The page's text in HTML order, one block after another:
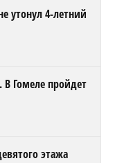
утонул 4-летний
Гомеле пройдет
этажа